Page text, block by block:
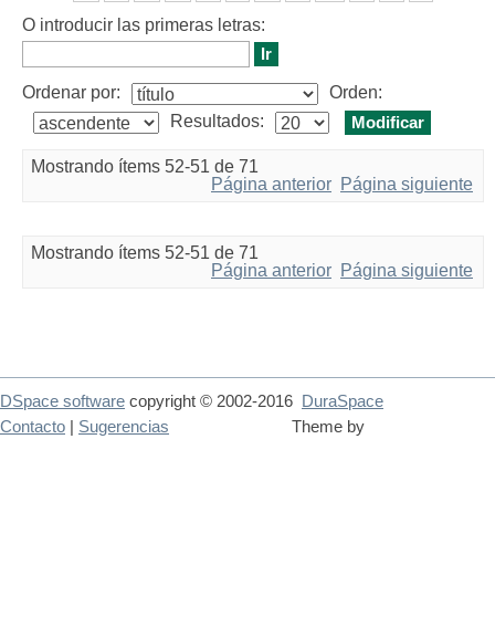
O introducir las primeras letras:
Ordenar por:
Orden:
Resultados:
Mostrando ítems 52-51 de 71
Página anterior Página siguiente
Mostrando ítems 52-51 de 71
Página anterior Página siguiente
DSpace software copyright © 2002-2016
DuraSpace
Theme by
Contacto Sugerencias